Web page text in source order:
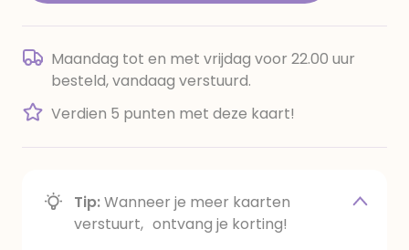
Maandag tot en met vrijdag voor 22.00 uur
besteld, vandaag verstuurd.
Verdien 5 punten met deze kaart!
Tip:Wanneer je meer kaarten
verstuurt, ontvang je korting!